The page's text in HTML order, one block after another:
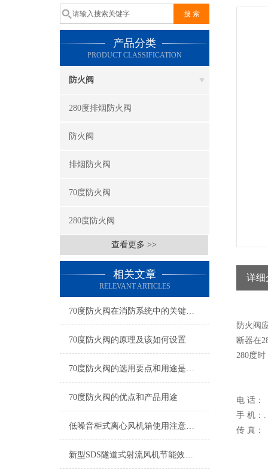
产品分类
PRODUCT CLASSIFICATION
防火阀
280度排烟防火阀
防火阀
排烟防火阀
70度防火阀
280度防火阀
查看更多 >>
相关文章
RELEVANT ARTICLES
70度防火阀在消防系统中的关键作用？
70度防火阀的原理及该如何设置
70度防火阀的选用要点和用途是怎样的？
70度防火阀的优点和产品用途
低噪音柜式离心风机箱使用注意事项
新型SDS隧道式射流风机节能效果明显、噪音低
详细
防火阀
断器在
280度
电 话：
手 机：.
传 真：